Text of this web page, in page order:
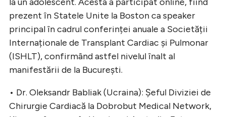
prezent în Statele Unite la Boston ca speaker
principal în cadrul conferinței anuale a Societății
Internaționale de Transplant Cardiac și Pulmonar
(ISHLT), confirmând astfel nivelul înalt al
manifestării de la București.
• Dr. Oleksandr Babliak (Ucraina): Șeful Diviziei de
Chirurgie Cardiacă la Dobrobut Medical Network,